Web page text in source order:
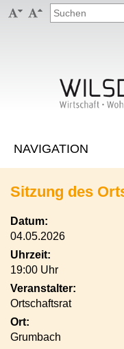
 
Sitzung des
Datum:
04.05.2026
Uhrzeit:
19:00 Uhr
Veranstalter:
Ortschaftsrat
Ort:
Grumbach